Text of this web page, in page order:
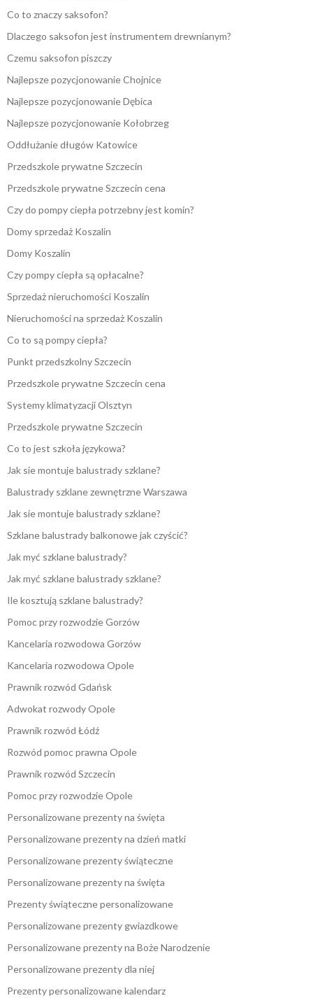
Co to znaczy saksofon?
Dlaczego saksofon jest instrumentem drewnianym?
Czemu saksofon piszczy
Najlepsze pozycjonowanie Chojnice
Najlepsze pozycjonowanie Dębica
Najlepsze pozycjonowanie Kołobrzeg
Oddłużanie długów Katowice
Przedszkole prywatne Szczecin
Przedszkole prywatne Szczecin cena
Czy do pompy ciepła potrzebny jest komin?
Domy sprzedaż Koszalin
Domy Koszalin
Czy pompy ciepła są opłacalne?
Sprzedaż nieruchomości Koszalin
Nieruchomości na sprzedaż Koszalin
Co to są pompy ciepła?
Punkt przedszkolny Szczecin
Przedszkole prywatne Szczecin cena
Systemy klimatyzacji Olsztyn
Przedszkole prywatne Szczecin
Co to jest szkoła językowa?
Jak sie montuje balustrady szklane?
Balustrady szklane zewnętrzne Warszawa
Jak sie montuje balustrady szklane?
Szklane balustrady balkonowe jak czyścić?
Jak myć szklane balustrady?
Jak myć szklane balustrady szklane?
Ile kosztują szklane balustrady?
Pomoc przy rozwodzie Gorzów
Kancelaria rozwodowa Gorzów
Kancelaria rozwodowa Opole
Prawnik rozwód Gdańsk
Adwokat rozwody Opole
Prawnik rozwód Łódź
Rozwód pomoc prawna Opole
Prawnik rozwód Szczecin
Pomoc przy rozwodzie Opole
Personalizowane prezenty na święta
Personalizowane prezenty na dzień matki
Personalizowane prezenty świąteczne
Personalizowane prezenty na święta
Prezenty świąteczne personalizowane
Personalizowane prezenty gwiazdkowe
Personalizowane prezenty na Boże Narodzenie
Personalizowane prezenty dla niej
Prezenty personalizowane kalendarz